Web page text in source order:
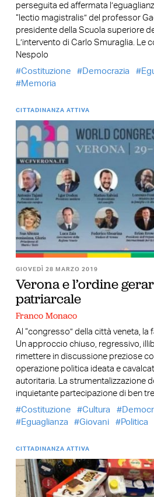
perseguita ed affermata
“lectio magistralis” del professor
presidente della Scuola superiore
L’intervento di Carlo Smuraglia. Le
Nespolo
Costituzione
Democrazia
Memoria
CITTADINANZA ATTIVA
GIOVEDÌ 28 MARZO 2019
Verona e l’ordine
patriarcale
Franco Monaco
Al “congresso” della città veneta, la
Un approccio chiuso, regressivo,
rimettere in discussione preziose
operazione politica ideata e
autoritaria. La strumentalizzazione
inquietante partecipazione di ben
Costituzione
Cultura
Eguaglianza
Giovani Politica
CITTADINANZA ATTIVA